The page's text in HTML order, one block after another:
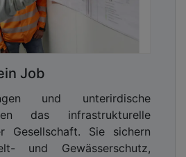
Job
und unterirdische
das infrastrukturelle
Gesellschaft. Sie sichern
und Gewässerschutz,